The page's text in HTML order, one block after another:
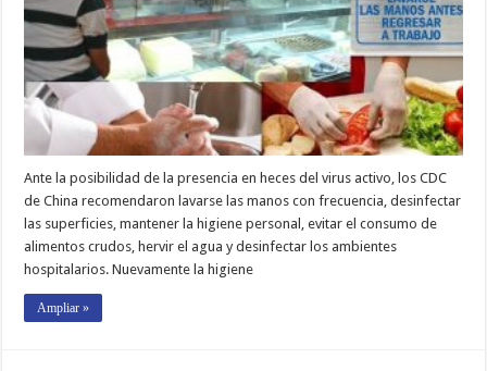
Ante la posibilidad de la presencia en heces del virus activo, los CDC
de China recomendaron lavarse las manos con frecuencia, desinfectar
las superficies, mantener la higiene personal, evitar el consumo de
alimentos crudos, hervir el agua y desinfectar los ambientes
hospitalarios. Nuevamente la higiene
Ampliar »